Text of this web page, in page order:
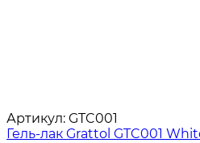
Артикул: GTC001
Гель-лак Grattol GTC001